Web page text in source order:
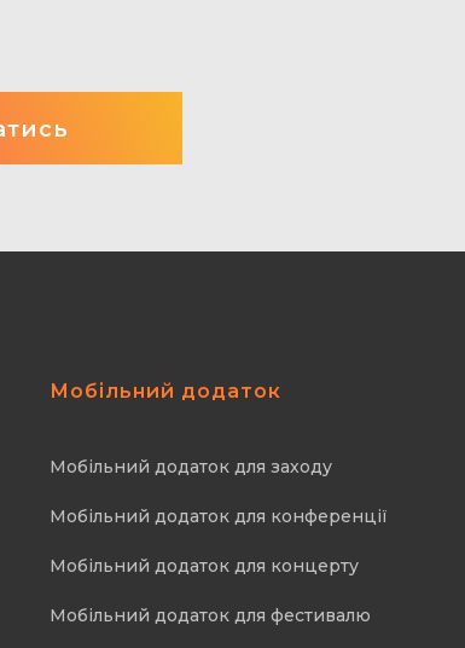
Мобільний додаток
Мобільний додаток для заходу
Мобільний додаток для конференції
Мобільний додаток для концерту
Мобільний додаток для фестивалю